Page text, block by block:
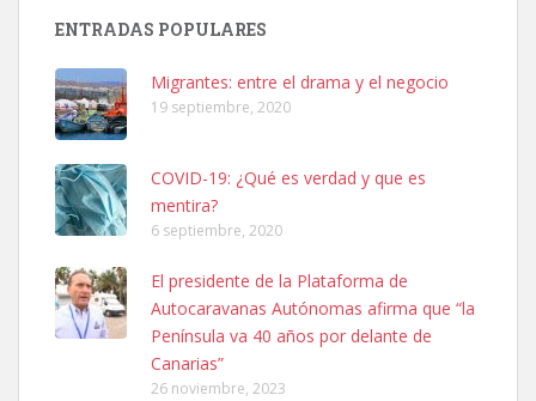
hembra, 4 años. Por motivos personales ...
Leales.org » Gran Canaria
SHIBA PERDIDO AVDA JOSE MESA Y LOPEZ
PERRO MACHO RAZA SHIBA CON MICROCHIP PERDIDO HOY
06/07/2025 ZONA MESA Y LOPEZ. ES MUY ASUSTADIZO
Leales.org » Gran Canaria
6.7.2025
ENTRADAS POPULARES
Migrantes: entre el drama y el negocio
19 septiembre, 2020
COVID-19: ¿Qué es verdad y que es
mentira?
6 septiembre, 2020
El presidente de la Plataforma de
Autocaravanas Autónomas afirma que “la
Península va 40 años por delante de
Canarias”
26 noviembre, 2023